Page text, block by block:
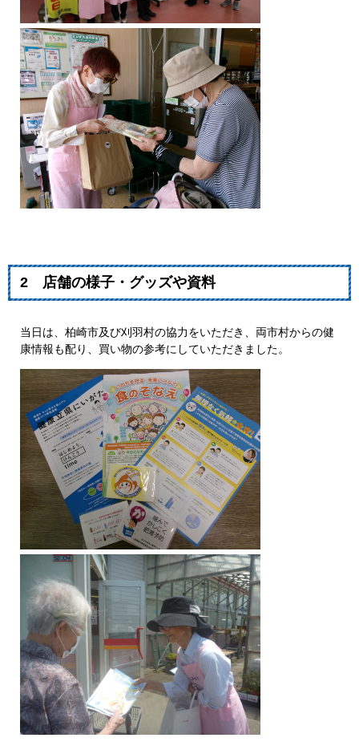
2 店舗の様子・グッズや資料
当日は、柏崎市及び刈羽村の協力をいただき、両市村からの健
康情報も配り、買い物の参考にしていただきました。